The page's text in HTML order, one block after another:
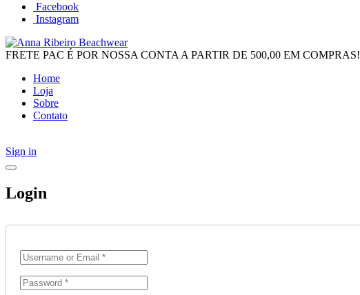
Facebook
Instagram
FRETE PAC É POR NOSSA CONTA A PARTIR DE 500,00 EM COMPRAS!
Home
Loja
Sobre
Contato
Sign in
Login